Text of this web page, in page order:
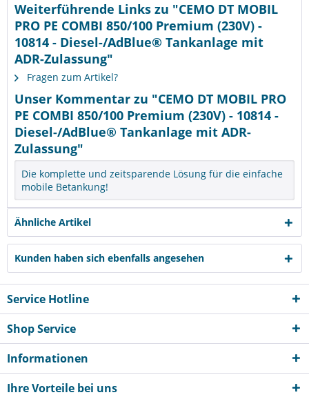
Weiterführende Links zu "CEMO DT MOBIL
PRO PE COMBI 850/100 Premium (230V) -
10814 - Diesel-/AdBlue® Tankanlage mit
ADR-Zulassung"
Fragen zum Artikel?
Unser Kommentar zu "CEMO DT MOBIL PRO
PE COMBI 850/100 Premium (230V) - 10814 -
Diesel-/AdBlue® Tankanlage mit ADR-
Zulassung"
Die komplette und zeitsparende Lösung für die einfache
mobile Betankung!
Ähnliche Artikel
Kunden haben sich ebenfalls angesehen
Service Hotline
Shop Service
Informationen
Ihre Vorteile bei uns